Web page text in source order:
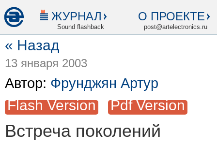
ЖУРНАЛ
Sound flashback
О ПРОЕКТЕ
post@artelectronics.ru
« Назад
13 января 2003
Автор: Фрунджян Артур
Flash Version Pdf Version
Встреча поколений